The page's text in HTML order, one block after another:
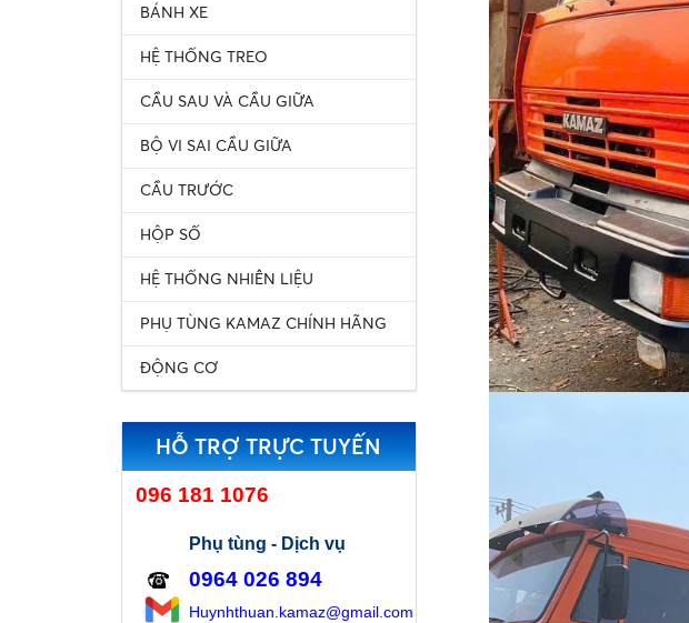
BÁNH XE
HỆ THỐNG TREO
CẦU SAU VÀ CẦU GIỮA
BỘ VI SAI CẦU GIỮA
CẦU TRƯỚC
HỘP SỐ
HỆ THỐNG NHIÊN LIỆU
PHỤ TÙNG KAMAZ CHÍNH HÃNG
ĐỘNG CƠ
HỖ TRỢ TRỰC TUYẾN
096 181 1076
Phụ tùng - Dịch vụ
0964 026 894
Huynhthuan.kamaz@gmail.com